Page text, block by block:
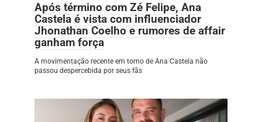
Após término com Zé Felipe, Ana
Castela é vista com influenciador
Jhonathan Coelho e rumores de affair
ganham força
A movimentação recente em torno de Ana Castela não
passou despercebida por seus fãs